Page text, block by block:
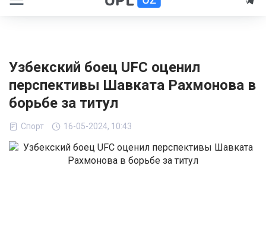
Узбекский боец UFC оценил
перспективы Шавката Рахмонова в
борьбе за титул
Спорт 16-05-2024, 10:43